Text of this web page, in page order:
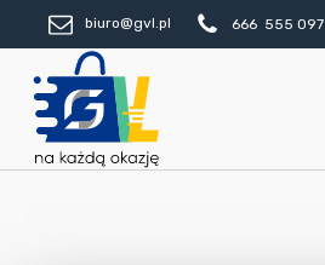
biuro@gvl.pl 666 555 097